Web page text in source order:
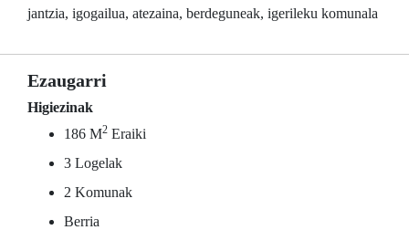
jantzia, igogailua, atezaina, berdeguneak, igerileku komunala
Ezaugarri
Higiezinak
186 M2 Eraiki
3 Logelak
2 Komunak
Berria